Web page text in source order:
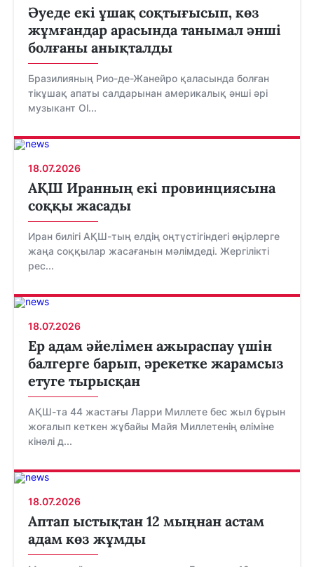
Әуеде екі ұшақ соқтығысып, көз
жұмғандар арасында танымал әнші
болғаны анықталды
Бразилияның Рио-де-Жанейро қаласында болған
тікұшақ апаты салдарынан америкалық әнші әрі
музыкант Ol...
18.07.2026
АҚШ Иранның екі провинциясына
соққы жасады
Иран билігі АҚШ-тың елдің оңтүстігіндегі өңірлерге
жаңа соққылар жасағанын мәлімдеді. Жергілікті
рес...
18.07.2026
Ер адам әйелімен ажыраспау үшін
балгерге барып, әрекетке жарамсыз
етуге тырысқан
АҚШ-та 44 жастағы Ларри Миллете бес жыл бұрын
жоғалып кеткен жұбайы Майя Миллетенің өліміне
кінәлі д...
18.07.2026
Аптап ыстықтан 12 мыңнан астам
адам көз жұмды